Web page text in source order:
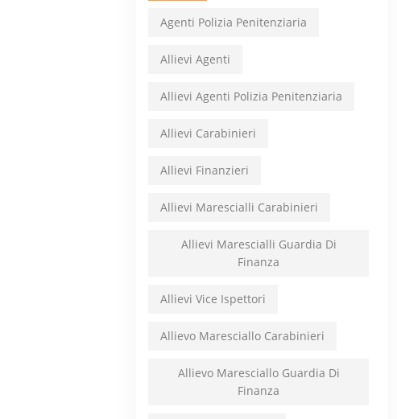
Agenti Polizia Penitenziaria
Allievi Agenti
Allievi Agenti Polizia Penitenziaria
Allievi Carabinieri
Allievi Finanzieri
Allievi Marescialli Carabinieri
Allievi Marescialli Guardia Di
Finanza
Allievi Vice Ispettori
Allievo Maresciallo Carabinieri
Allievo Maresciallo Guardia Di
Finanza